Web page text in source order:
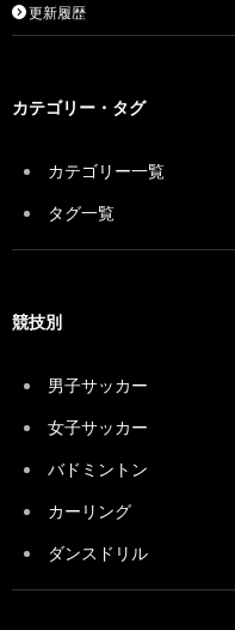
更新履歴
カテゴリー・タグ
カテゴリー一覧
タグ一覧
競技別
男子サッカー
女子サッカー
バドミントン
カーリング
ダンスドリル